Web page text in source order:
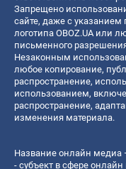
Запрещено
сайте, даже с указанием
логотипа OBOZ.UA или
письменного
Незаконным
любое копирование,
распространение,
использованием,
распространение,
изменения материала.
Название онлайн медиа
- субъект в сфере